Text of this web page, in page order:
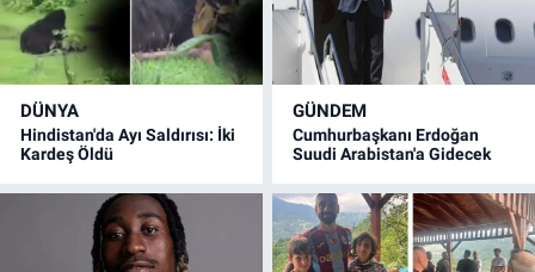
DÜNYA
Hindistan'da Ayı Saldırısı: İki
Kardeş Öldü
GÜNDEM
Cumhurbaşkanı Erdoğan
Suudi Arabistan'a Gidecek